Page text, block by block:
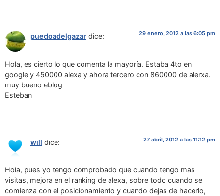
puedoadelgazar dice: 29 enero, 2012 a las 6:05 pm
Hola, es cierto lo que comenta la mayoría. Estaba 4to en
google y 450000 alexa y ahora tercero con 860000 de alerxa.
muy bueno eblog
Esteban
will dice: 27 abril, 2012 a las 11:12 pm
Hola, pues yo tengo comprobado que cuando tengo mas
visitas, mejora en el ranking de alexa, sobre todo cuando se
comienza con el posicionamiento y cuando dejas de hacerlo,